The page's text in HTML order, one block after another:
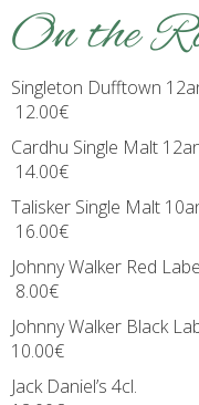
On the
Singleton
12.00€
Cardhu
14.00€
Talisker
16.00€
Johnny
8.00€
Johnny
10.00€
Jack